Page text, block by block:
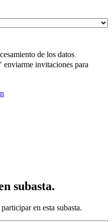
de los datos
invitaciones para
subasta.
en esta subasta.